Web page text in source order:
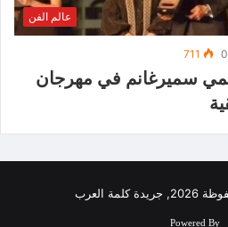
عالم الفن
0
711
سميرغانم في مهرجان
العرب